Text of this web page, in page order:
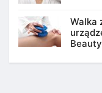
Walka
Beauty